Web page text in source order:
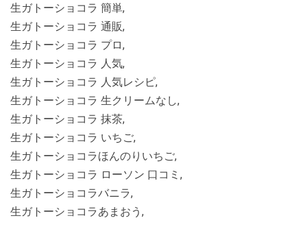
生ガトーショコラ 簡単,
生ガトーショコラ 通販,
生ガトーショコラ プロ,
生ガトーショコラ 人気,
生ガトーショコラ 人気レシピ,
生ガトーショコラ 生クリームなし,
生ガトーショコラ 抹茶,
生ガトーショコラ いちご,
生ガトーショコラほんのりいちご,
生ガトーショコラ ローソン 口コミ,
生ガトーショコラバニラ,
生ガトーショコラあまおう,